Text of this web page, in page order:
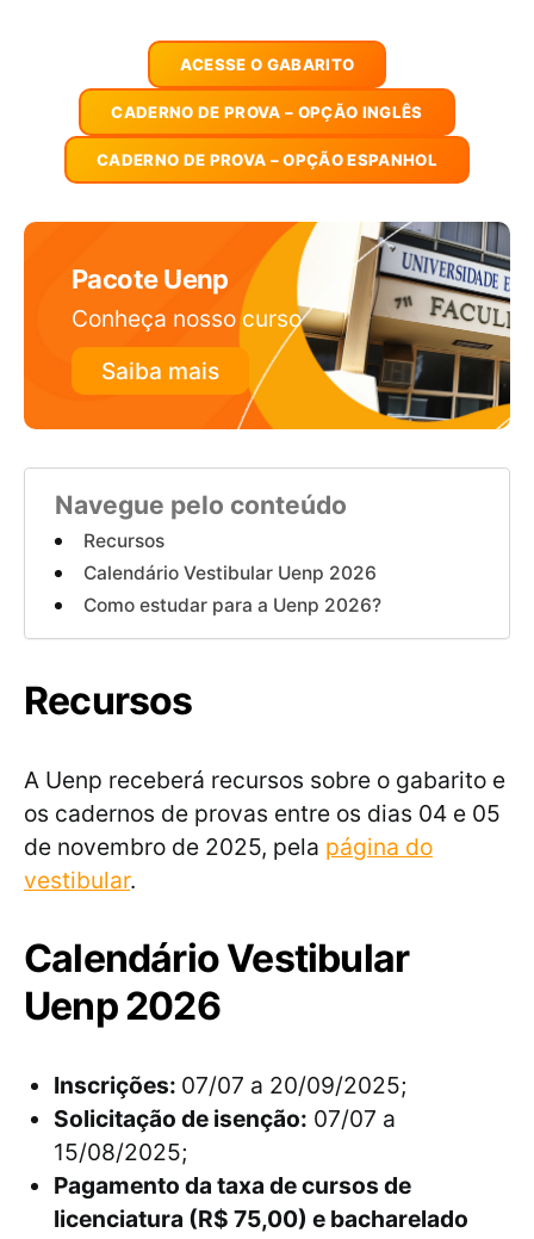
ACESSE O GABARITO
CADERNO DE PROVA – OPÇÃO INGLÊS
CADERNO DE PROVA – OPÇÃO ESPANHOL
Pacote Uenp
Conheça nosso curso
Saiba mais
Navegue pelo conteúdo
Recursos
Calendário Vestibular Uenp 2026
Como estudar para a Uenp 2026?
Recursos
A Uenp receberá recursos sobre o gabarito e
os cadernos de provas entre os dias 04 e 05
de novembro de 2025, pela página do
vestibular.
Calendário Vestibular
Uenp 2026
Inscrições: 07/07 a 20/09/2025;
Solicitação de isenção: 07/07 a
15/08/2025;
Pagamento da taxa de cursos de
licenciatura (R$ 75,00) e bacharelado